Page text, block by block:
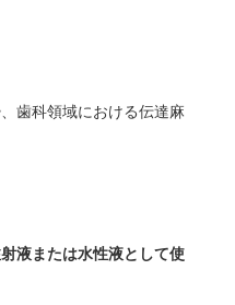
歯科領域における伝達麻
液または水性液として使